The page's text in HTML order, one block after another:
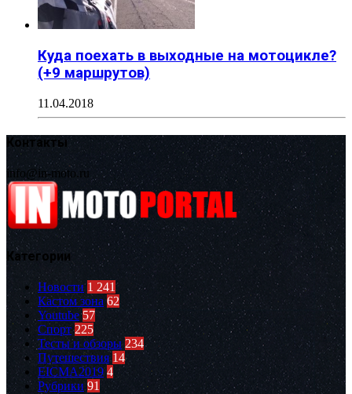
Куда поехать в выходные на мотоцикле?
(+9 маршрутов)
11.04.2018
Контакты
info@in-moto.ru
Категории
Новости 1 241
Кастом зона 62
Youtube 57
Спорт 225
Тесты и обзоры 234
Путешествия 14
EICMA2019 4
Рубрики 91